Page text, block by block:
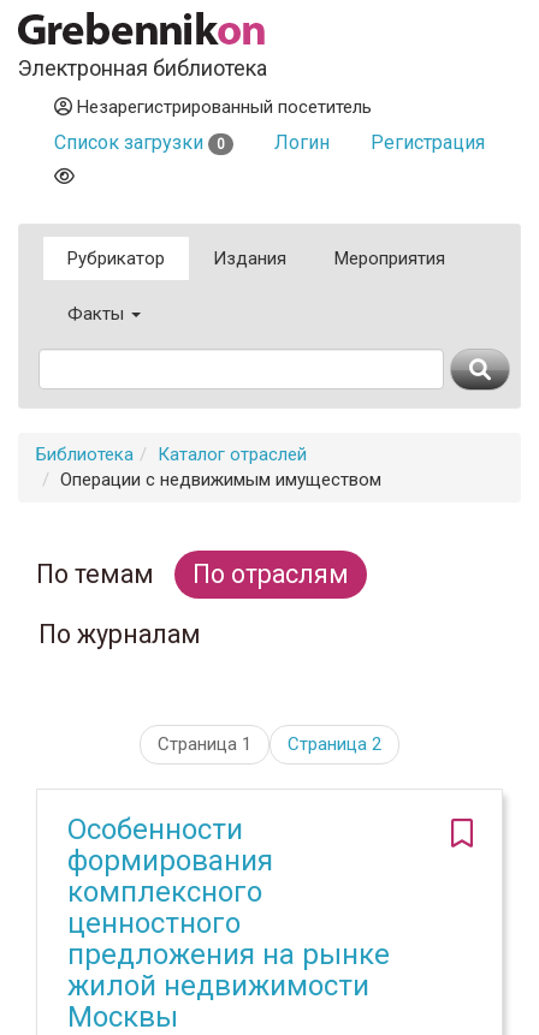
Электронная библиотека
Незарегистрированный посетитель
Список загрузки 0 Логин Регистрация
Рубрикатор Издания Мероприятия
Факты
Библиотека
Каталог отраслей
Операции с недвижимым имуществом
По темам
По отраслям
По журналам
Страница 1 Страница 2
Особенности
формирования
комплексного
ценностного
предложения на рынке
жилой недвижимости
Москвы